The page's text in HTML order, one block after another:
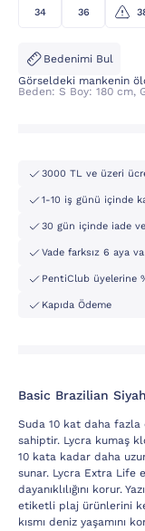
34 36
Bedenimi Bul
Görseldeki mankenin
Beden: S Boy: 180 cm,
3000 TL ve üzeri
1-10 iş günü içinde
30 gün içinde iade
Vade farksız 6 aya
PentiClub üyelerine
Kapıda Ödeme
Basic Brazilian
Suda 10 kat daha fazla
sahiptir. Lycra kumaş
10 kata kadar daha
sunar. Lycra Extra Life
dayanıklılığını korur.
etiketli plaj ürünlerini
kısmı deniz yaşamını